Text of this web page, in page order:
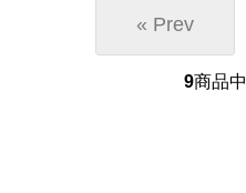
« Prev
9商品中